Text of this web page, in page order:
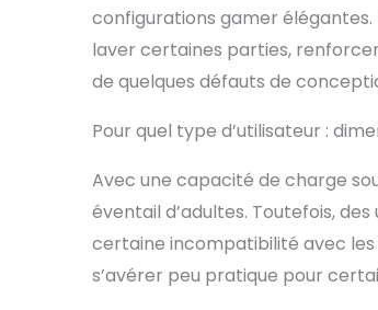
configurations gamer élégantes.
laver certaines parties,
de quelques défauts de
Pour quel type d’utilisateur :
Avec une capacité de charge
éventail d’adultes. Toutefois,
certaine incompatibilité avec
s’avérer peu pratique pour